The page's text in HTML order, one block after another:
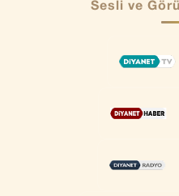
Sesli ve